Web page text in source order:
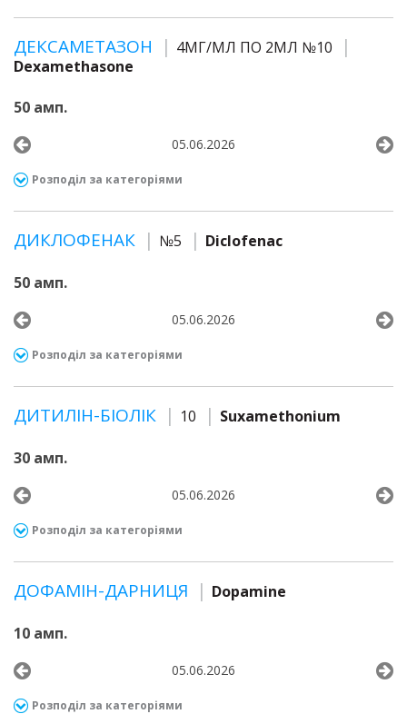
ДЕКСАМЕТАЗОН
4МГ/МЛ ПО 2МЛ №10
Dexamethasone
50 амп.
05.06.2026
Розподіл за категоріями
ДИКЛОФЕНАК №5 Diclofenac
50 амп.
05.06.2026
Розподіл за категоріями
ДИТИЛІН-БІОЛІК 10 Suxamethonium
30 амп.
05.06.2026
Розподіл за категоріями
ДОФАМІН-ДАРНИЦЯ Dopamine
10 амп.
05.06.2026
Розподіл за категоріями